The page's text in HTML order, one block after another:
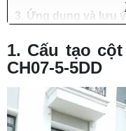
3. Ứng dụng và lưu
4. Mua cột đèn sân
giá tốt tại HALEDCO
1. Cấu tạo
CH07-5-5DD